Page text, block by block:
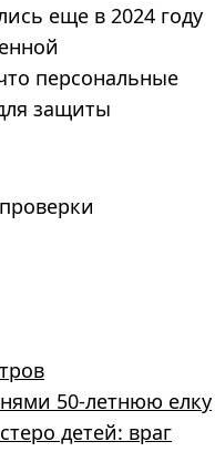
еще в 2024 году
персональные
защиты
50-летнюю елку
детей: враг